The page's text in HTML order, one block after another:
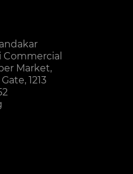
Commercial
Market,
1213